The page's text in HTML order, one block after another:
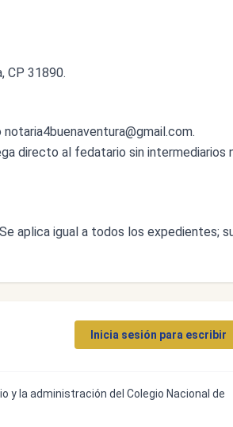
CP 31890.
notaria4buenaventura@gmail.com.
directo al fedatario sin intermediarios
aplica igual a todos los expedientes;
Inicia sesión para escribir
y la administración del Colegio Nacional de